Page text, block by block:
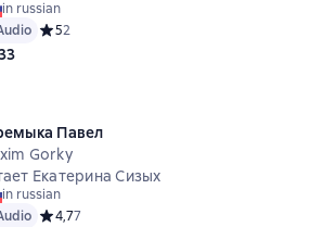
in russian
Средний рейтинг 5 на основе 2 оценок
52
Павел
Gorky
Екатерина Сизых
in russian
Средний рейтинг 4,7 на основе 7 оценок
4,77